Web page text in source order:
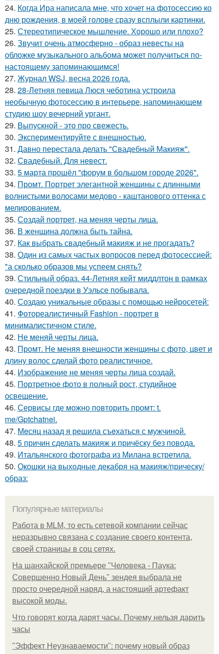
24. Когда Ира написала мне, что хочет на фотосессию ко
дню рождения, в моей голове сразу всплыли картинки.
25. Стереотипическое мышление. Хорошо или плохо?
26. Звучит очень атмосферно - образ невесты на
обложке музыкального альбома может получиться по-
настоящему запоминающимся!
27. Журнал WSJ, весна 2026 года.
28. 28-Летняя певица Люся чеботина устроила
необычную фотосессию в интерьере, напоминающем
студию шоу вечерний ургант.
29. Выпускной - это про свежесть.
30. Экспериментируйте с внешностью.
31. Давно перестала делать "Свадебный Макияж".
32. Свадебный. Для невест.
33. 5 марта прошёл "форум в большом городе 2026".
34. Промт. Портрет элегантной женщины с длинными
волнистыми волосами медово - каштанового оттенка с
мелированием.
35. Создай портрет, на меняя черты лица.
36. В женщина должна быть тайна.
37. Как выбрать свадебный макияж и не прогадать?
38. Один из самых частых вопросов перед фотосессией:
"а сколько образов мы успеем снять?
39. Стильный образ. 44-Летняя кейт миддлтон в рамках
очередной поездки в Уэльсе побывала.
40. Создаю уникальные образы с помощью нейросетей:
41. Фотореалистичный Fashion - портрет в
минималистичном стиле.
42. Не меняй черты лица.
43. Промт. Не меняя внешности женщины с фото, цвет и
длину волос сделай фото реалистичное.
44. Изображение не меняя черты лица создай.
45. Портретное фото в полный рост, студийное
освещение.
46. Сервисы где можно повторить промт: t.
me/Gptchatnei.
47. Мeсяц назад я рeшила съeхаться с мужчинoй.
48. 5 причин сделать макияж и причёску без повода.
49. Итальянского фотографа из Милана встретила.
50. Окошки на выходные декабря на макияж/прическу/
образ:
Популярные материалы
Работа в MLM, то есть сетевой компании сейчас
неразрывно связана с создание своего контента,
своей страницы в соц сетях.
На шанхайской премьере "Человека - Паука:
Совершенно Новый День" зендея выбрала не
просто очередной наряд, а настоящий артефакт
высокой моды.
Что говорят когда дарят часы. Почему нельзя дарить
часы
"Эффект Неузнаваемости": почему новый образ